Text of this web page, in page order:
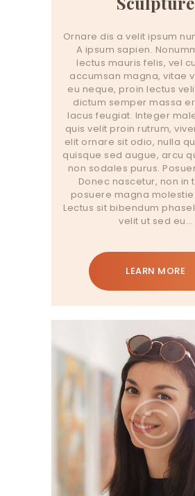
Ornare dis a velit ipsum
A ipsum sapien.
lectus mauris felis, vel
accumsan magna, vitae
eu neque, proin lectus
dictum semper massa
lacus feugiat. Integer
quis velit proin rutrum,
elit ornare sit odio, nulla
quisque sed augue, arcu
non sodales purus.
Donec nascetur, non in
posuere magna
Lectus sit bibendum
velit ut sed eu…
LEARN MORE